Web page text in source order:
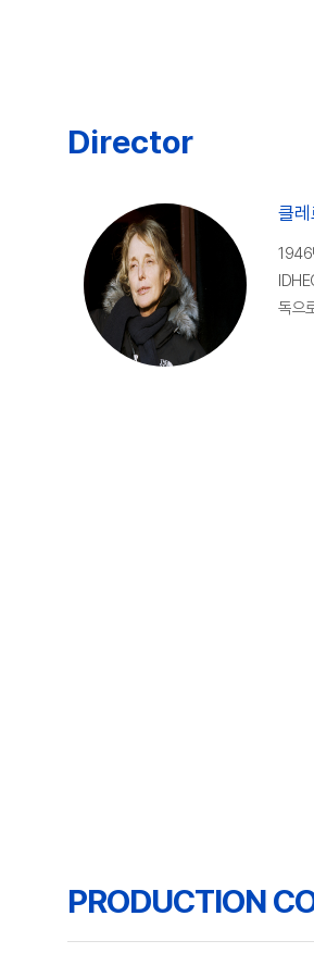
Director
클레
독으
PRODUCTION